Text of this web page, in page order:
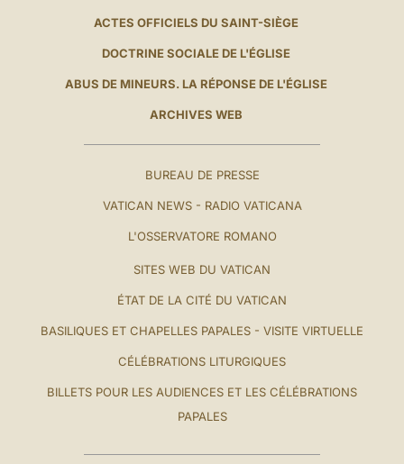
ACTES OFFICIELS DU SAINT-SIÈGE
DOCTRINE SOCIALE DE L'ÉGLISE
ABUS DE MINEURS. LA RÉPONSE DE L'ÉGLISE
ARCHIVES WEB
BUREAU DE PRESSE
VATICAN NEWS - RADIO VATICANA
L'OSSERVATORE ROMANO
SITES WEB DU VATICAN
ÉTAT DE LA CITÉ DU VATICAN
BASILIQUES ET CHAPELLES PAPALES - VISITE VIRTUELLE
CÉLÉBRATIONS LITURGIQUES
BILLETS POUR LES AUDIENCES ET LES CÉLÉBRATIONS
PAPALES